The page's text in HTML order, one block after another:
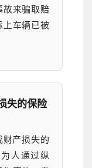
故来骗取赔
上车辆已被
失的保险
产损失的
人通过纵